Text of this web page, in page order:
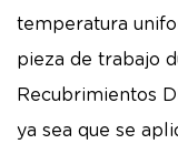
temperatura
pieza de trabajo
Recubrimientos
ya sea que se